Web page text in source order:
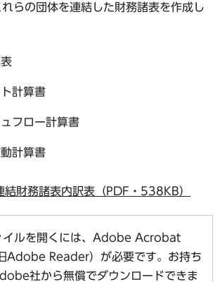
らの団体を連結した財務諸表を作成し
計算書
フロー計算書
計算書
財務諸表内訳表（PDF・538KB）
イルを開くには、Adobe Acrobat
Adobe Reader）が必要です。お持ち
社から無償でダウンロードできま